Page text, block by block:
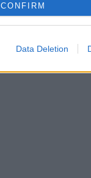
CONFIRM
Data Deletion